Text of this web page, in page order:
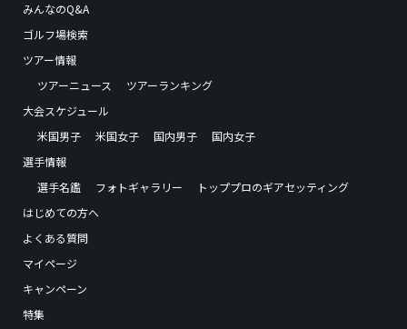
みんなのQ&A
ゴルフ場検索
ツアー情報
ツアーニュース
ツアーランキング
大会スケジュール
米国男子
米国女子 国内男子
国内女子
選手情報
選手名鑑
フォトギャラリー
トッププロのギアセッティング
はじめての方へ
よくある質問
マイページ
キャンペーン
特集